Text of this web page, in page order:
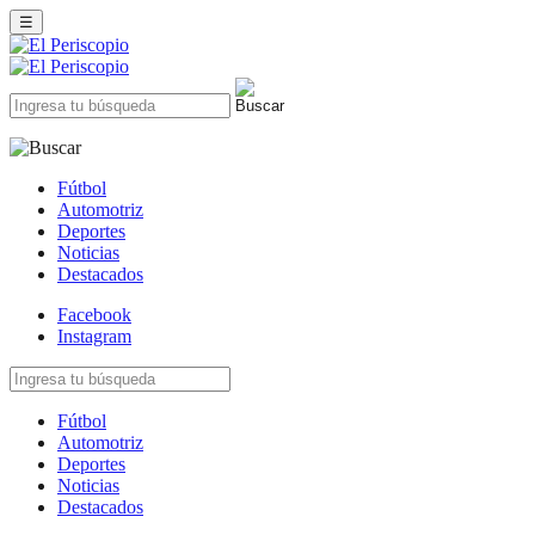
☰
Fútbol
Automotriz
Deportes
Noticias
Destacados
Facebook
Instagram
Fútbol
Automotriz
Deportes
Noticias
Destacados